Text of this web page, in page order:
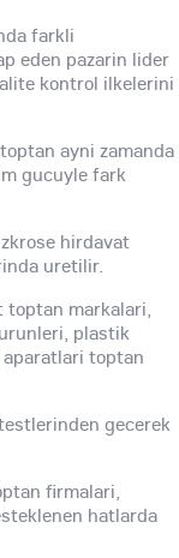
farkli
eden pazarin lider
kontrol ilkelerini
ayni zamanda
gucuyle fark
hirdavat
uretilir.
toptan markalari,
plastik
toptan
gecerek
firmalari,
hatlarda